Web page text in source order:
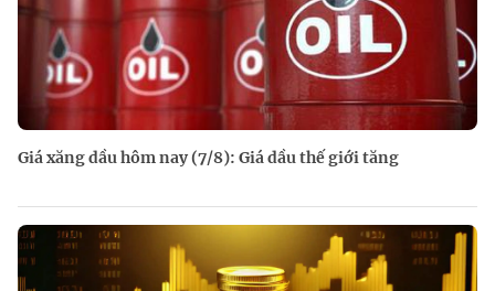
Giá xăng dầu hôm nay (7/8): Giá dầu thế giới tăng